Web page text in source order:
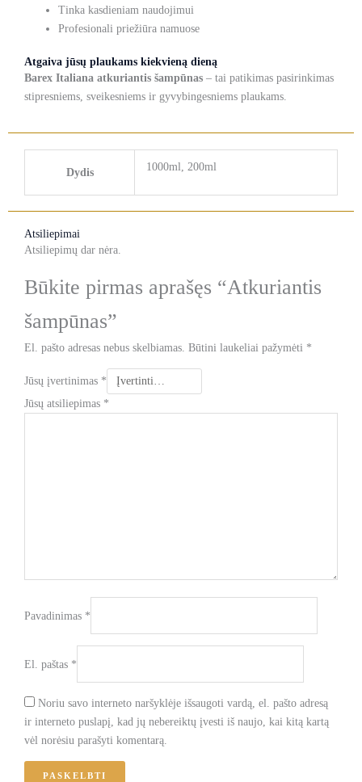
Tinka kasdieniam naudojimui
Profesionali priežiūra namuose
Atgaiva jūsų plaukams kiekvieną dieną
Barex Italiana atkuriantis šampūnas – tai patikimas pasirinkimas
stipresniems, sveikesniems ir gyvybingesniems plaukams.
Dydis 1000ml, 200ml
Atsiliepimai
Atsiliepimų dar nėra.
Būkite pirmas aprašęs “Atkuriantis
šampūnas”
El. pašto adresas nebus skelbiamas. Būtini laukeliai pažymėti *
Jūsų įvertinimas *
Jūsų atsiliepimas *
Pavadinimas *
El. paštas *
Noriu savo interneto naršyklėje išsaugoti vardą, el. pašto adresą
ir interneto puslapį, kad jų nebereiktų įvesti iš naujo, kai kitą kartą
vėl norėsiu parašyti komentarą.